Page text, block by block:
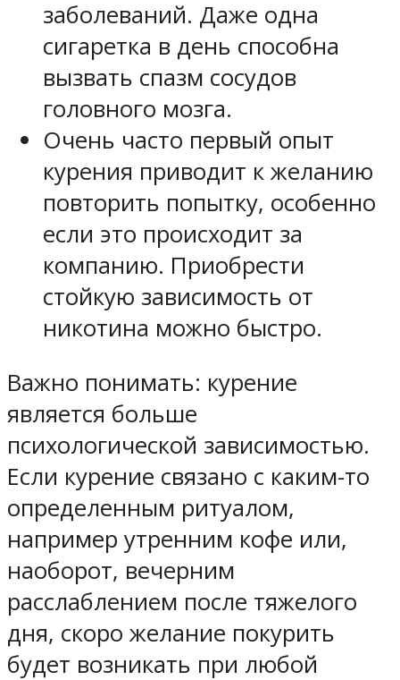
заболеваний. Даже одна
сигаретка в день способна
вызвать спазм сосудов
головного мозга.
Очень часто первый опыт
курения приводит к желанию
повторить попытку, особенно
если это происходит за
компанию. Приобрести
стойкую зависимость от
никотина можно быстро.
Важно понимать: курение
является больше
психологической зависимостью.
Если курение связано с каким-то
определенным ритуалом,
например утренним кофе или,
наоборот, вечерним
расслаблением после тяжелого
дня, скоро желание покурить
будет возникать при любой